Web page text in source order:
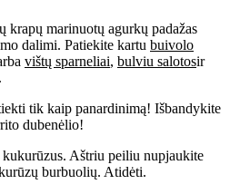
krapų marinuotų agurkų padažas
dalimi. Patiekite kartu buivolo
vištų sparneliai, bulviu salotosir
tik kaip panardinimą! Išbandykite
dubenėlio!
Aštriu peiliu nupjaukite
burbuolių. Atidėti.